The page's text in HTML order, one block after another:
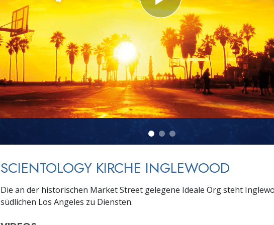
Liebe und Hass – Was ist Größe?
SCIENTOLOGY KIRCHE INGLEWOOD
Die an der historischen Market Street gelegene Ideale Org steht
südlichen Los Angeles zu Diensten.